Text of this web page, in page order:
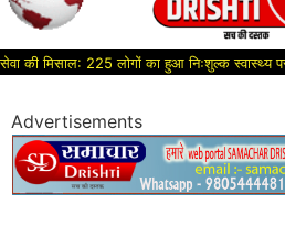
225 लोगों का हुआ निःशुल्क स्वास्थ्य परीक्षण
Advertisements